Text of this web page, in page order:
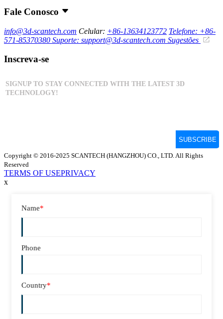
Fale Conosco
info@3d-scantech.com Celular: +86-13634123772 Telefone: +86-
571-85370380 Suporte: support@3d-scantech.com Sugestões
Inscreva-se
Copyright © 2016-2025 SCANTECH (HANGZHOU) CO., LTD. All Rights
Reserved
TERMS OF USEPRIVACY
x
Name*
Phone
Country*